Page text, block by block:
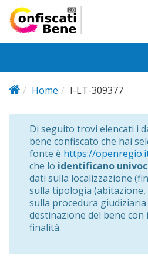
Salta al contenuto principale
Home
I-LT-309377
Di seguito trovi elencati i
bene confiscato che hai
fonte è https://
che lo identificano
dati sulla localizzazione
sulla tipologia (abitazione,
sulla procedura
destinazione del bene con
finalità.